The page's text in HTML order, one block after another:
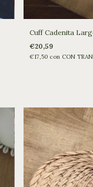
Cuff Cadenita
€20,59
€17,50 con CON